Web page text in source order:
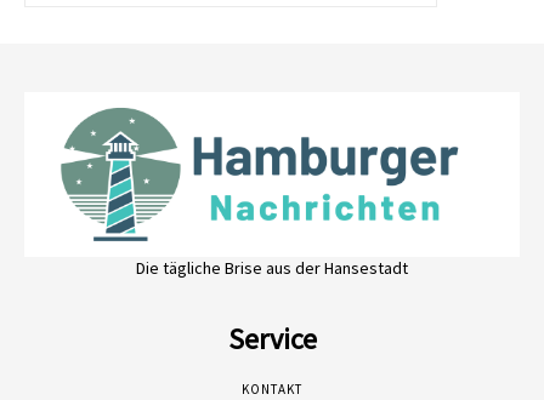
Die tägliche Brise aus der Hansestadt
Service
KONTAKT